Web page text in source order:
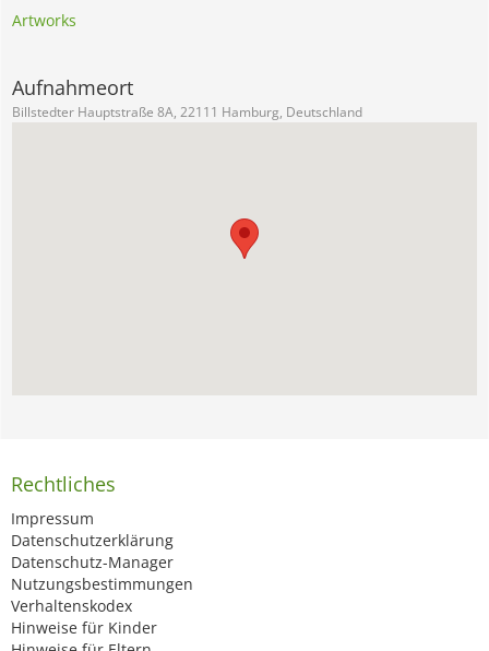
Artworks
Aufnahmeort
Billstedter Hauptstraße 8A, 22111 Hamburg, Deutschland
Rechtliches
Impressum
Datenschutzerklärung
Datenschutz-Manager
Nutzungsbestimmungen
Verhaltenskodex
Hinweise für Kinder